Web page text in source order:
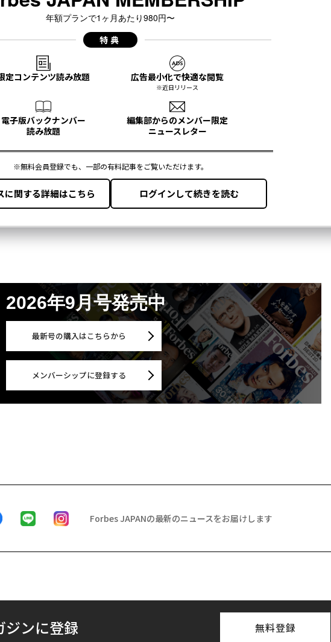
2026年9月号発売中
最新号の購入はこちらから
メンバーシップに登録する
Forbes JAPANの最新のニュースをお届けします
ジンに登録 無料登録